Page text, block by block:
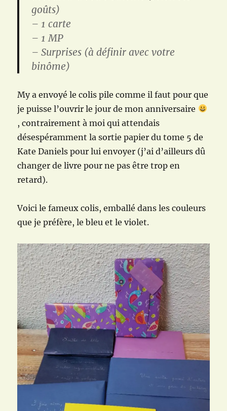
goûts)
– 1 carte
– 1 MP
– Surprises (à définir avec votre
binôme)
My a envoyé le colis pile comme il faut pour que
je puisse l’ouvrir le jour de mon anniversaire
, contrairement à moi qui attendais
désespéramment la sortie papier du tome 5 de
Kate Daniels pour lui envoyer (j’ai d’ailleurs dû
changer de livre pour ne pas être trop en
retard).
Voici le fameux colis, emballé dans les couleurs
que je préfère, le bleu et le violet.